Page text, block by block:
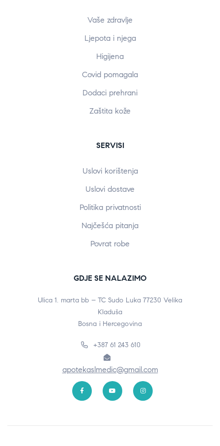
Vaše zdravlje
Ljepota i njega
Higijena
Covid pomagala
Dodaci prehrani
Zaštita kože
SERVISI
Uslovi korištenja
Uslovi dostave
Politika privatnosti
Najčešća pitanja
Povrat robe
GDJE SE NALAZIMO
Ulica 1. marta bb – TC Sudo Luka 77230 Velika
Kladuša
Bosna i Hercegovina
+387 61 243 610
apotekaslmedic@gmail.com